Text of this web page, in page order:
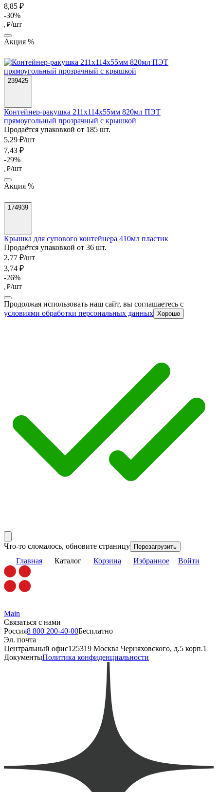
8,85 ₽
-30%
, ₽/шт
Акция %
239425
Контейнер-ракушка 211x114x55мм 820мл ПЭТ
прямоугольный прозрачный с крышкой
Продаётся упаковкой от 185 шт.
5,29 ₽/шт
7,43 ₽
-29%
, ₽/шт
Акция %
174939
Крышка для супового контейнера 410мл пластик
Продаётся упаковкой от 36 шт.
2,77 ₽/шт
3,74 ₽
-26%
, ₽/шт
Продолжая использовать наш сайт, вы соглашаетесь c
условиями обработки персональных данных Хорошо
Что-то сломалось, обновите страницу Перезагрузить
Главная Каталог Корзина Избранное Войти
Main
Связаться с нами
Россия8 800 200-40-00Бесплатно
Эл. почта
Центральный офис125319 Москва Черняховского, д.5 корп.1
ДокументыПолитика конфиденциальности